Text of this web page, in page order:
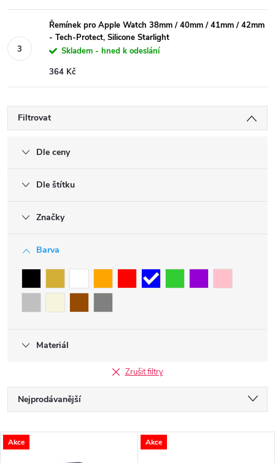
Řemínek pro Apple Watch 38mm / 40mm / 41mm / 42mm
- Tech-Protect, Silicone Starlight
Skladem - hned k odeslání
364 Kč
Filtrovat
Dle ceny
Dle štítku
Značky
Barva
Materiál
Zrušit filtry
Ř
a
Nejprodávanější
Nejdražší
V
Akce Akce